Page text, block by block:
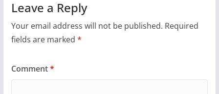
Leave a Reply
Your email address will not be published. Required
fields are marked *
Comment*